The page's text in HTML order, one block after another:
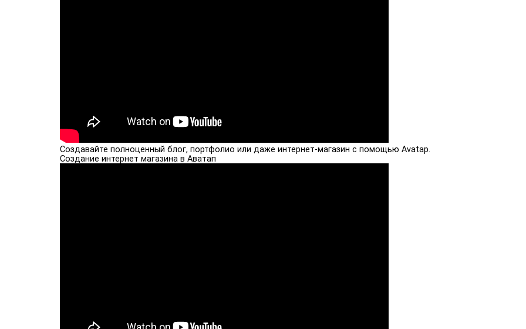
Создавайте полноценный блог, портфолио или даже интернет-магазин с помощью Avatap.
Создание интернет магазина в Аватап